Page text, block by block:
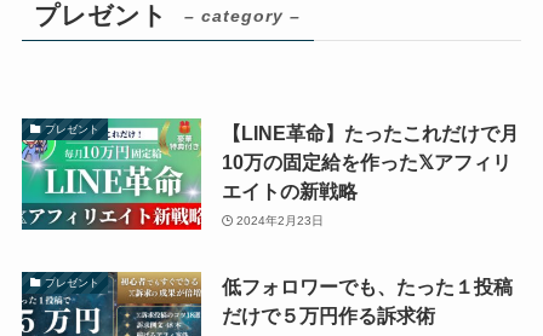
プレゼント – category –
プレゼント
【LINE革命】たったこれだけで月
10万の固定給を作った𝕏アフィリ
エイトの新戦略
2024年2月23日
プレゼント
低フォロワーでも、たった１投稿
だけで５万円作る訴求術